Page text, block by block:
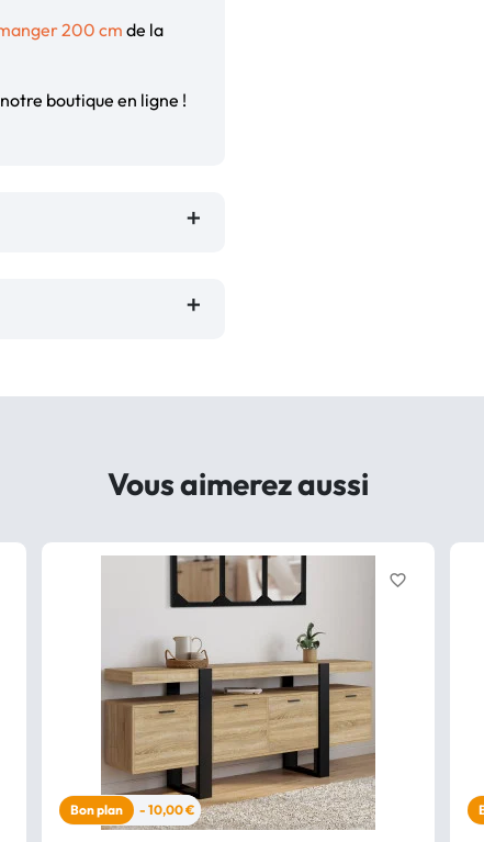
200 cm de la
boutique en ligne !
Vous aimerez aussi
Bon plan - 10,00 €
favorite_border